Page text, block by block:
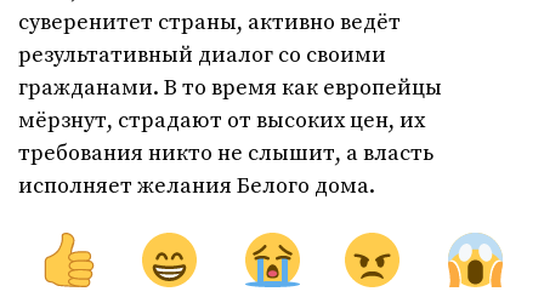
суверенитет страны, активно ведёт
результативный диалог со своими
гражданами. В то время как европейцы
мёрзнут, страдают от высоких цен, их
требования никто не слышит, а власть
исполняет желания Белого дома.